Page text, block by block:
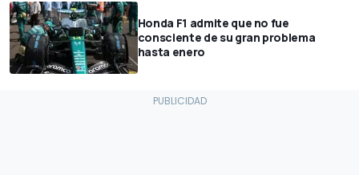
Honda F1 admite que no fue
consciente de su gran problema
hasta enero